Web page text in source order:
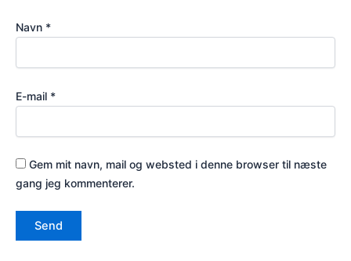
Navn *
E-mail *
Gem mit navn, mail og websted i denne browser til næste
gang jeg kommenterer.